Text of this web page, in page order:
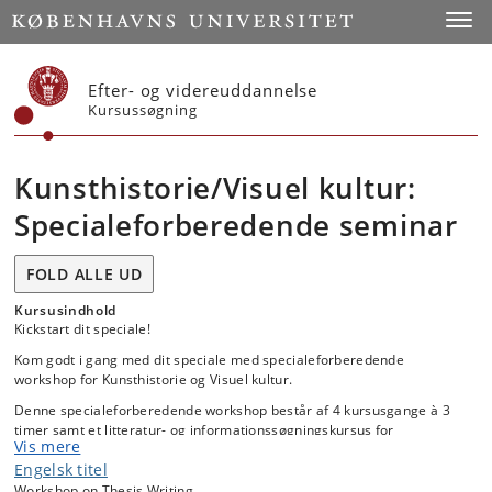
Start
Efter- og videreuddannelse
Kursussøgning
Kunsthistorie/Visuel kultur:
Specialeforberedende seminar
FOLD ALLE UD
Kursusindhold
Kickstart dit speciale!
Kom godt i gang med dit speciale med specialeforberedende
workshop for Kunsthistorie og Visuel kultur.
Denne specialeforberedende workshop består af 4 kursusgange à 3
timer samt et litteratur- og informationssøgningskursus for
kommende specialestuderende ved medarbejdere fra Det Kongelige
Bibliotek. Workshoppen retter sig mod, at du er godt i gang med
Vis mere
Engelsk titel